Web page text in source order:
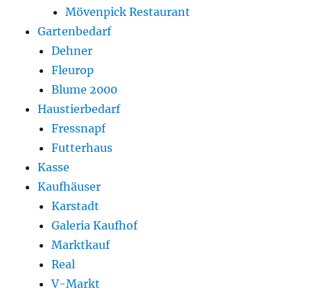
Mövenpick Restaurant
Gartenbedarf
Dehner
Fleurop
Blume 2000
Haustierbedarf
Fressnapf
Futterhaus
Kasse
Kaufhäuser
Karstadt
Galeria Kaufhof
Marktkauf
Real
V-Markt